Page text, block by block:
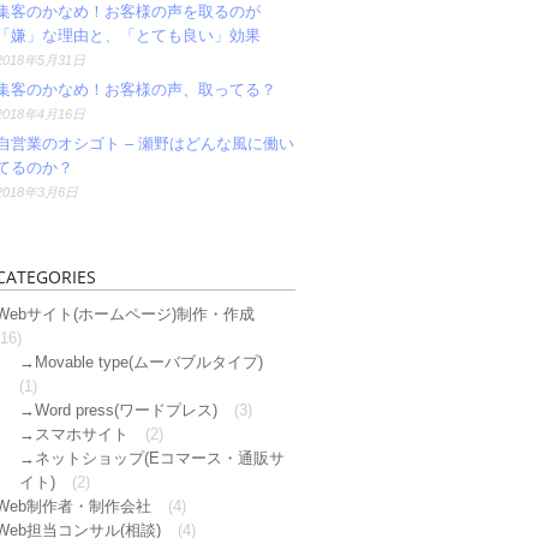
客のかなめ！お客様の声を取るのが
嫌」な理由と、「とても良い」効果
年5月31日
客のかなめ！お客様の声、取ってる？
年4月16日
営業のオシゴト – 瀬野はどんな風に働い
るのか？
年3月6日
サイト(ホームページ)制作・作成
Movable type(ムーバブルタイプ)
(1)
Word press(ワードプレス)
(3)
スマホサイト
(2)
ネットショップ(Eコマース・通販サ
イト)
(2)
制作者・制作会社
(4)
担当コンサル(相談)
(4)